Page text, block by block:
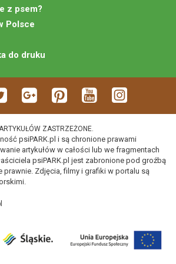
z psem?
Polsce
do druku
ZASTRZEŻONE.
psiPARK.pl i są chronione prawami
artykułów w całości lub we fragmentach
psiPARK.pl jest zabronione pod groźbą
prawnie. Zdjęcia, filmy i grafiki w portalu są